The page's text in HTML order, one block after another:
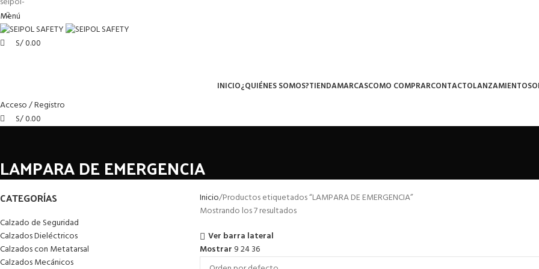
Menú
S/0.00
INICIO¿QUIÉNES SOMOS?TIENDAMARCASCOMO COMPRARCONTACTOLANZAMIENTOS
Acceso / Registro
S/0.00
LAMPARA DE EMERGENCIA
CATEGORÍAS
Calzado de Seguridad
Calzados Dieléctricos
Calzados con Metatarsal
Calzados Mecánicos
Inicio Productos etiquetados “LAMPARA DE EMERGENCIA”
Mostrando los 7 resultados
Ver barra lateral
Mostrar 92436